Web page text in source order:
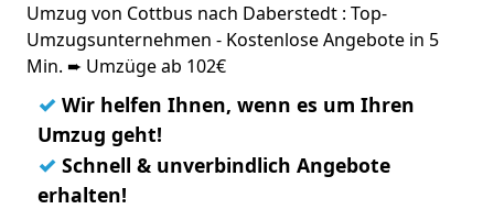
Umzug von Cottbus nach Daberstedt : Top-
Umzugsunternehmen - Kostenlose Angebote in 5
Min. ➨ Umzüge ab 102€
✓ Wir helfen Ihnen, wenn es um Ihren
Umzug geht!
✓ Schnell & unverbindlich Angebote
erhalten!